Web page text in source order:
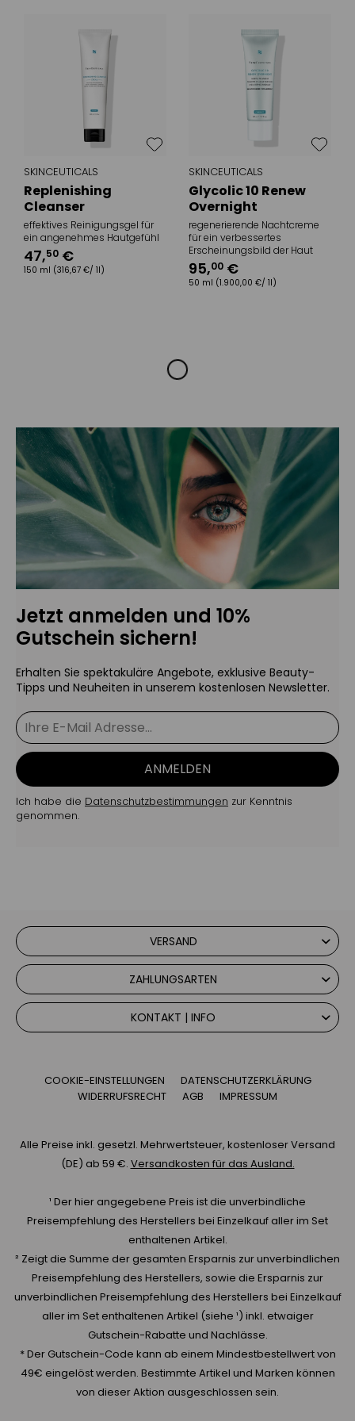
SKINCEUTICALS
Replenishing
Cleanser
effektives Reinigungsgel für
ein angenehmes Hautgefühl
47,50 €
150 ml (316,67 €/ 1l)
SKINCEUTICALS
Glycolic 10 Renew
Overnight
regenerierende Nachtcreme
für ein verbessertes
Erscheinungsbild der Haut
95,00 €
50 ml (1.900,00 €/ 1l)
Jetzt anmelden und 10%
Gutschein sichern!
Erhalten Sie spektakuläre Angebote, exklusive Beauty-
Tipps und Neuheiten in unserem kostenlosen Newsletter.
ANMELDEN
Ich habe die Datenschutzbestimmungen zur Kenntnis
genommen.
VERSAND
ZAHLUNGSARTEN
KONTAKT | INFO
COOKIE-EINSTELLUNGEN
DATENSCHUTZERKLÄRUNG
WIDERRUFSRECHT
AGB IMPRESSUM
Alle Preise inkl. gesetzl. Mehrwertsteuer, kostenloser Versand
(DE) ab 59 €. Versandkosten für das Ausland.
¹ Der hier angegebene Preis ist die unverbindliche
Preisempfehlung des Herstellers bei Einzelkauf aller im Set
enthaltenen Artikel.
² Zeigt die Summe der gesamten Ersparnis zur unverbindlichen
Preisempfehlung des Herstellers, sowie die Ersparnis zur
unverbindlichen Preisempfehlung des Herstellers bei Einzelkauf
aller im Set enthaltenen Artikel (siehe ¹) inkl. etwaiger
Gutschein-Rabatte und Nachlässe.
* Der Gutschein-Code kann ab einem Mindestbestellwert von
49€ eingelöst werden. Bestimmte Artikel und Marken können
von dieser Aktion ausgeschlossen sein.